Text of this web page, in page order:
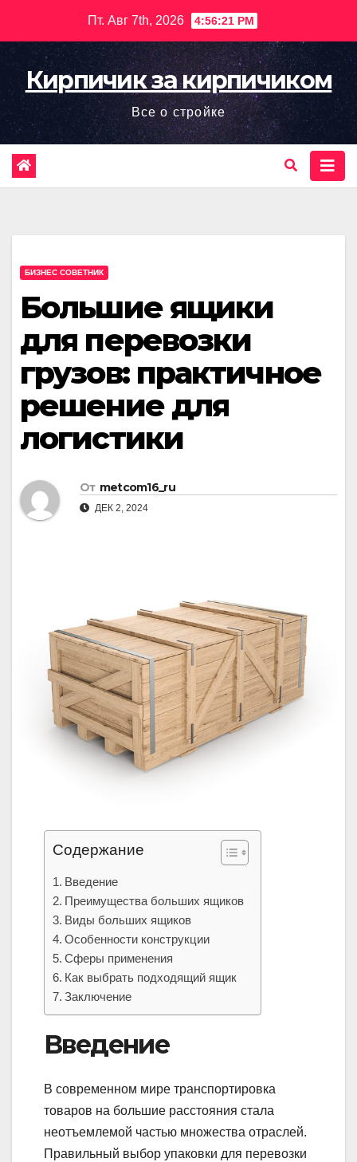
содержимому
Пт. Авг 7th, 2026 4:56:22 PM
Кирпичик за кирпичиком
Все о стройке
БИЗНЕС СОВЕТНИК
Большие ящики
для перевозки
грузов: практичное
решение для
логистики
От metcom16_ru
ДЕК 2, 2024
Содержание
Введение
Преимущества больших ящиков
Виды больших ящиков
Особенности конструкции
Сферы применения
Как выбрать подходящий ящик
Заключение
Введение
В современном мире транспортировка
товаров на большие расстояния стала
неотъемлемой частью множества отраслей.
Правильный выбор упаковки для перевозки